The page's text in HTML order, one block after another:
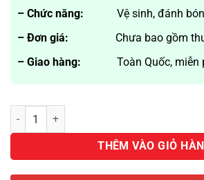
– Chức năng: Vệ sinh, đánh
– Đơn giá:
Chưa bao gồm
– Giao hàng: Toàn Quốc, miễn
Pad Chà Sàn 3M Màu Đen 43cm(17in) số
THÊM VÀO GIỎ